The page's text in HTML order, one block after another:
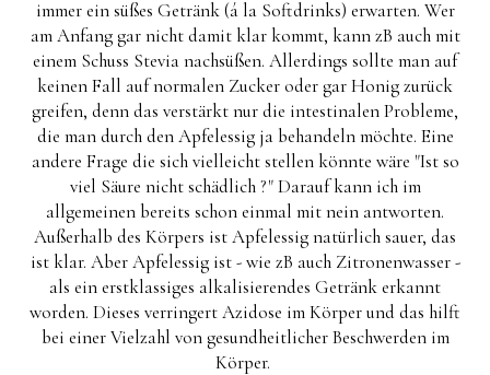
immer ein süßes Getränk (á la Softdrinks) erwarten. Wer
am Anfang gar nicht damit klar kommt, kann zB auch mit
einem Schuss Stevia nachsüßen. Allerdings sollte man auf
keinen Fall auf normalen Zucker oder gar Honig zurück
greifen, denn das verstärkt nur die intestinalen Probleme,
die man durch den Apfelessig ja behandeln möchte. Eine
andere Frage die sich vielleicht stellen könnte wäre "Ist so
viel Säure nicht schädlich ?" Darauf kann ich im
allgemeinen bereits schon einmal mit nein antworten.
Außerhalb des Körpers ist Apfelessig natürlich sauer, das
ist klar. Aber Apfelessig ist - wie zB auch Zitronenwasser -
als ein erstklassiges alkalisierendes Getränk erkannt
worden. Dieses verringert Azidose im Körper und das hilft
bei einer Vielzahl von gesundheitlicher Beschwerden im
Körper.